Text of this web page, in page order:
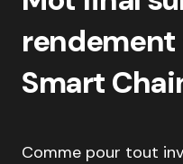
rendement
Smart
Comme pour tout